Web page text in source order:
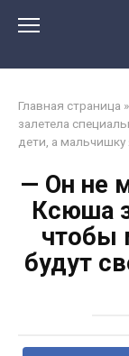
Главная страница »
залетела
дети, а мальчишку
— Он не
Ксюша
чтобы
будут